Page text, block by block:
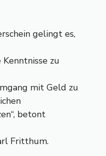
gelingt es,
zu
mit Geld zu
betont
Fritthum.